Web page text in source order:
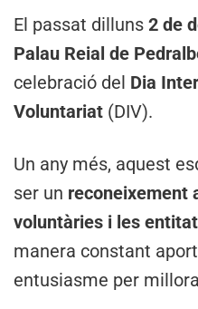
El passat dilluns 2 de
Palau Reial de
celebració del Dia
Voluntariat (DIV).
Un any més, aquest
ser un reconeixement
voluntàries i les
manera constant
entusiasme per